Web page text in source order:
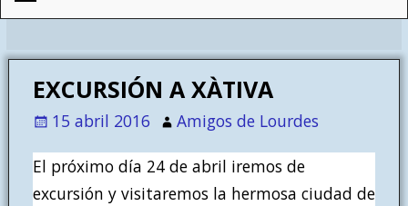
EXCURSIÓN A XÀTIVA
15 abril 2016 Amigos de Lourdes
El próximo día 24 de abril iremos de
excursión y visitaremos la hermosa ciudad de